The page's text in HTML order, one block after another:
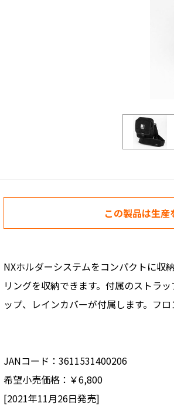
この製品は生
NXホルダーシステムをコンパクトに収
リングを収納できます。付属のストラ
ップ、レインカバーが付属します。フ
JANコード：3611531400206
希望小売価格：￥6,800
[2021年11月26日発売]